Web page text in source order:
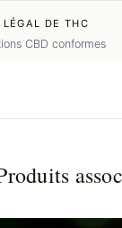
LÉGAL DE THC
CBD conformes